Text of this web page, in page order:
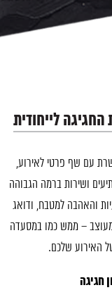
לייחודית
עם שף פרטי לאירוע,
ושירות ברמה הגבוהה
והאהבה למטבח, ודואג
– ממש כמו במסעדה
האירוע שלכם.
חגיגה